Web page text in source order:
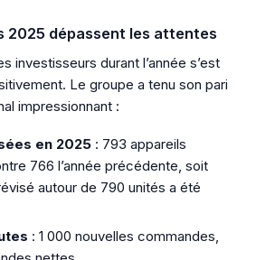
2025 dépassent les attentes
investisseurs durant l’année s’est
Le groupe a tenu son pari
impressionnant :
en 2025 : 793 appareils
766 l’année précédente, soit
autour de 790 unités a été
: 1 000 nouvelles commandes,